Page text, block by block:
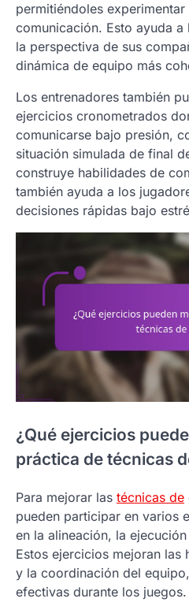
permitiéndoles
comunicación. Esto ayuda
la perspectiva de sus
dinámica de equipo más
Los entrenadores también
ejercicios cronometrados
comunicarse bajo presión,
situación simulada de final
construye habilidades de
también ayuda a los
decisiones rápidas bajo
¿Qué ejercicios
práctica de técnicas
Para mejorar las técnicas de
pueden participar en varios
en la alineación, la
Estos ejercicios mejoran las
y la coordinación del
efectivas durante los juegos.